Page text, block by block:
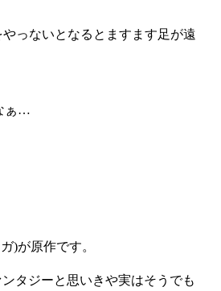
っないとなるとますます足が遠
ぁ…
)が原作です。
タジーと思いきや実はそうでも